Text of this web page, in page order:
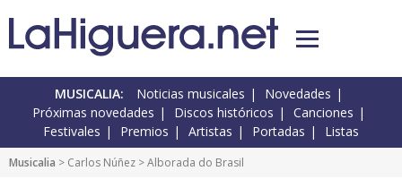
MUSICALIA: Noticias musicales
Novedades
Próximas novedades
Discos históricos
Canciones
Festivales
Premios Artistas Portadas Listas
Musicalia > Carlos Núñez > Alborada do Brasil